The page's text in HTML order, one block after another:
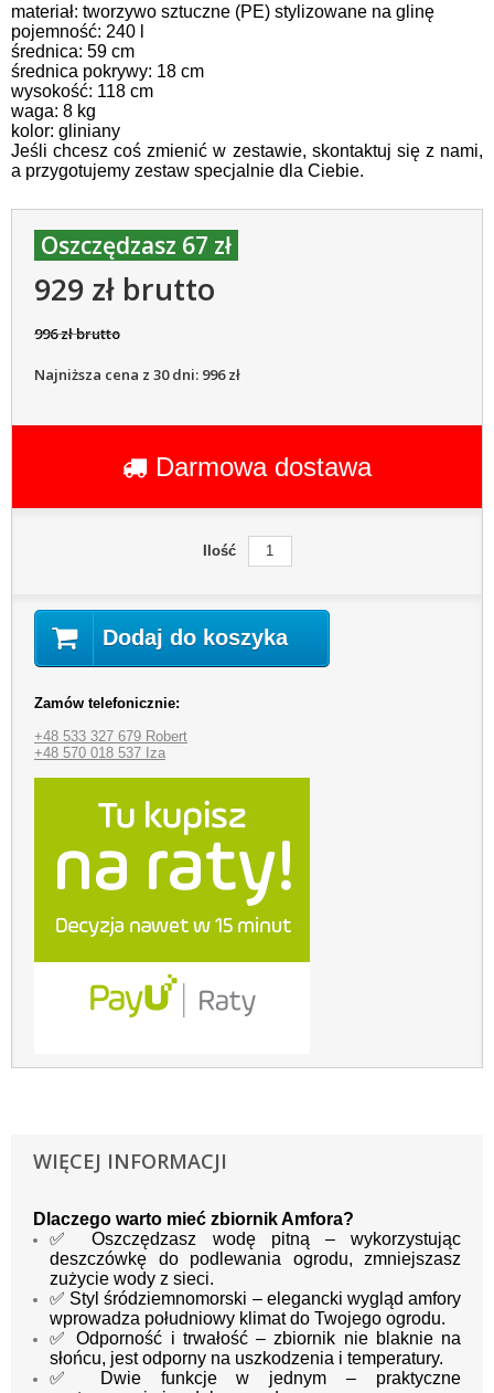
materiał: tworzywo sztuczne (PE) stylizowane na glinę
pojemność: 240 l
średnica: 59 cm
średnica pokrywy: 18 cm
wysokość: 118 cm
waga: 8 kg
kolor: gliniany
Jeśli chcesz coś zmienić w zestawie, skontaktuj się z nami,
a przygotujemy zestaw specjalnie dla Ciebie.
Oszczędzasz 67 zł
929 zł brutto
996 zł brutto
Najniższa cena z 30 dni: 996 zł
Darmowa dostawa
Ilość
Dodaj do koszyka
Zamów telefonicznie:
+48 533 327 679 Robert
+48 570 018 537 Iza
WIĘCEJ INFORMACJI
Dlaczego warto mieć zbiornik Amfora?
✅ Oszczędzasz wodę pitną – wykorzystując
deszczówkę do podlewania ogrodu, zmniejszasz
zużycie wody z sieci.
✅ Styl śródziemnomorski – elegancki wygląd amfory
wprowadza południowy klimat do Twojego ogrodu.
✅ Odporność i trwałość – zbiornik nie blaknie na
słońcu, jest odporny na uszkodzenia i temperatury.
✅ Dwie funkcje w jednym – praktyczne